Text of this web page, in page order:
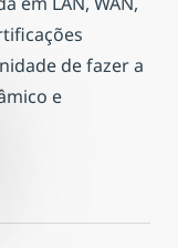
de fazer a
e
Analista Sênior
Pessoa Analista
la notification du